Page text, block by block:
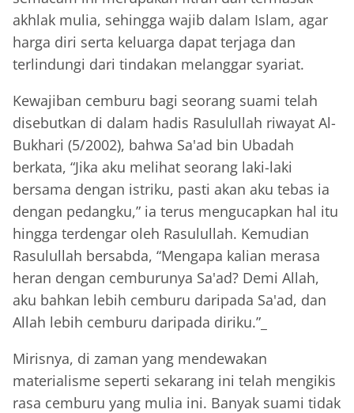
akhlak mulia, sehingga wajib dalam Islam, agar
harga diri serta keluarga dapat terjaga dan
terlindungi dari tindakan melanggar syariat.
Kewajiban cemburu bagi seorang suami telah
disebutkan di dalam hadis Rasulullah riwayat Al-
Bukhari (5/2002), bahwa Sa'ad bin Ubadah
berkata, “Jika aku melihat seorang laki-laki
bersama dengan istriku, pasti akan aku tebas ia
dengan pedangku,” ia terus mengucapkan hal itu
hingga terdengar oleh Rasulullah. Kemudian
Rasulullah bersabda, “Mengapa kalian merasa
heran dengan cemburunya Sa'ad? Demi Allah,
aku bahkan lebih cemburu daripada Sa'ad, dan
Allah lebih cemburu daripada diriku.”_
Mirisnya, di zaman yang mendewakan
materialisme seperti sekarang ini telah mengikis
rasa cemburu yang mulia ini. Banyak suami tidak